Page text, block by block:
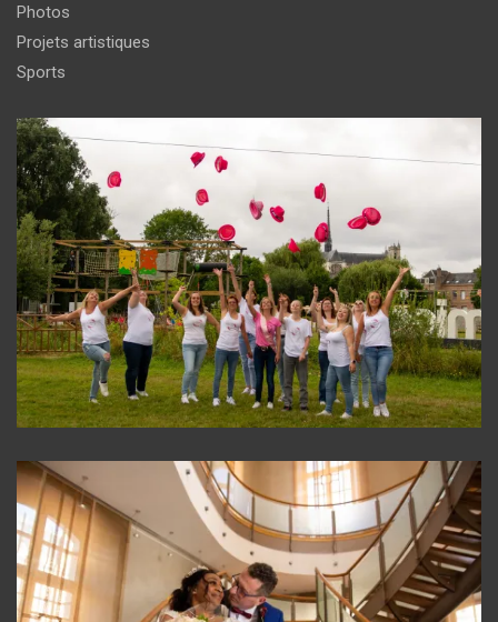
Photos
Projets artistiques
Sports